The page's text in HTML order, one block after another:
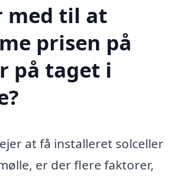
med til at
prisen på
på taget i
at få installeret solceller
er der flere faktorer,